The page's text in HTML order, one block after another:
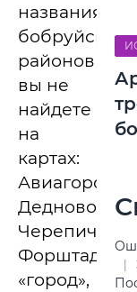
названия
бобруйских
районов
вы не
найдете
на
картах:
Авиагородок,
Дедново,
Черепичный,
Форштадт,
«город»,